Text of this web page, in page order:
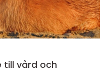
till vård och